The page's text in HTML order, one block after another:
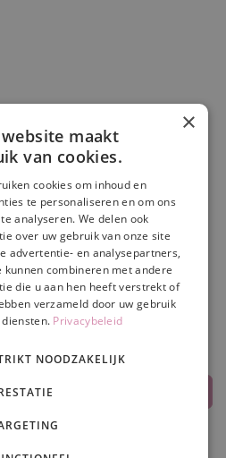
promotie of korting
×
website maakt
van cookies.
cookies om inhoud en
te personaliseren en om ons
analyseren. We delen ook
over uw gebruik van onze site
advertentie- en analysepartners,
kunnen combineren met andere
die u aan hen heeft verstrekt of
verzameld door uw gebruik
Privacybeleid
NOODZAKELIJK